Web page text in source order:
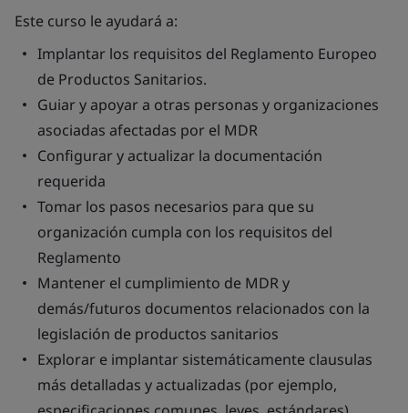
Este curso le ayudará a:
Implantar los requisitos del Reglamento Europeo
de Productos Sanitarios.
Guiar y apoyar a otras personas y organizaciones
asociadas afectadas por el MDR
Configurar y actualizar la documentación
requerida
Tomar los pasos necesarios para que su
organización cumpla con los requisitos del
Reglamento
Mantener el cumplimiento de MDR y
demás/futuros documentos relacionados con la
legislación de productos sanitarios
Explorar e implantar sistemáticamente clausulas
más detalladas y actualizadas (por ejemplo,